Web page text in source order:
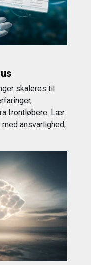
skaleres til
frontløbere. Lær
ansvarlighed,